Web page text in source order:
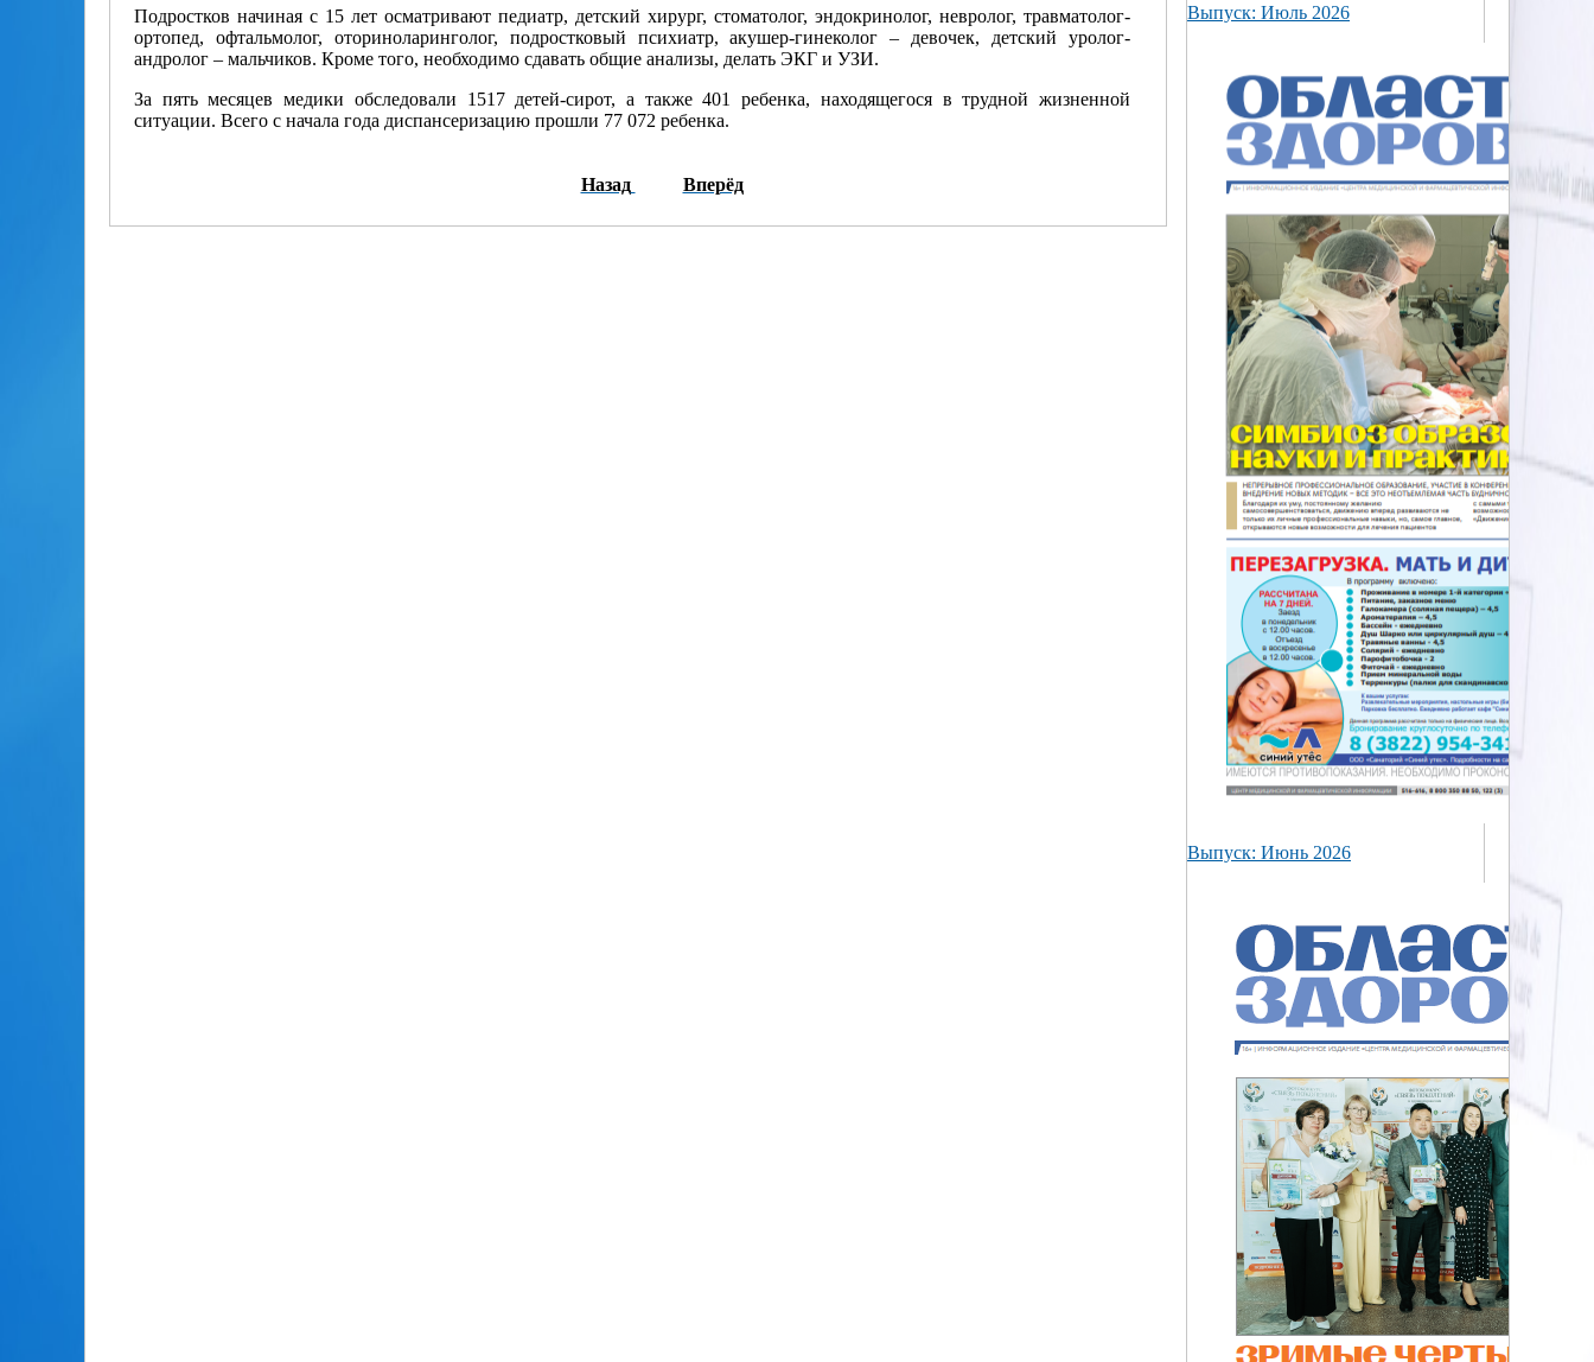
Выпуск: Июль 2026
Выпуск: Июнь 2026
Подростков начиная с 15 лет осматривают педиатр, детский хирург, стоматолог, эндокринолог, невролог, травматолог-
ортопед, офтальмолог, оториноларинголог, подростковый психиатр, акушер-гинеколог – девочек, детский уролог-
андролог – мальчиков. Кроме того, необходимо сдавать общие анализы, делать ЭКГ и УЗИ.
За пять месяцев медики обследовали 1517 детей-сирот, а также 401 ребенка, находящегося в трудной жизненной
ситуации. Всего с начала года диспансеризацию прошли 77 072 ребенка.
Назад Вперёд